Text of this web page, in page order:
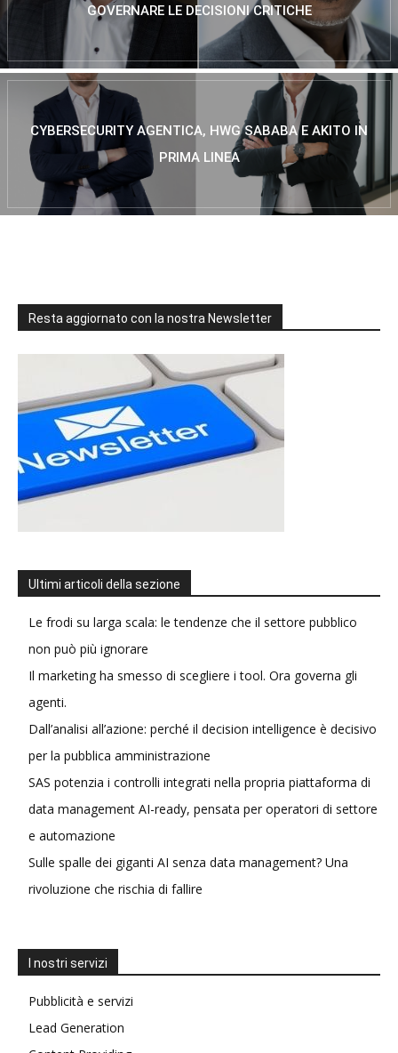
GOVERNARE LE DECISIONI CRITICHE
CYBERSECURITY AGENTICA, HWG SABABA E AKITO IN
PRIMA LINEA
Resta aggiornato con la nostra Newsletter
Ultimi articoli della sezione
Le frodi su larga scala: le tendenze che il settore pubblico
non può più ignorare
Il marketing ha smesso di scegliere i tool. Ora governa gli
agenti.
Dall’analisi all’azione: perché il decision intelligence è decisivo
per la pubblica amministrazione
SAS potenzia i controlli integrati nella propria piattaforma di
data management AI-ready, pensata per operatori di settore
e automazione
Sulle spalle dei giganti AI senza data management? Una
rivoluzione che rischia di fallire
I nostri servizi
Pubblicità e servizi
Lead Generation